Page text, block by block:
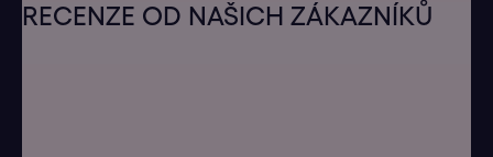
RECENZE OD NAŠICH ZÁKAZNÍKŮ